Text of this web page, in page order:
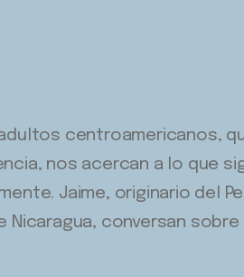
centroamericanos,
nos acercan a lo que
Jaime, originario del
Nicaragua, conversan